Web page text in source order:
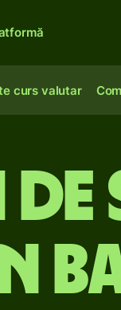
curs valutar